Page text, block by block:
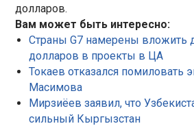
долларов.
Вам может быть интересно:
Страны G7 намерены вложить
долларов в проекты в ЦА
Токаев отказался помиловать
Масимова
Мирзиёев заявил, что
сильный Кыргызстан